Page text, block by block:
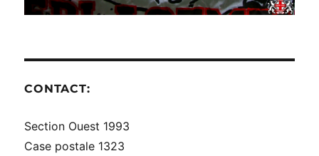
CONTACT:
Section Ouest 1993
Case postale 1323